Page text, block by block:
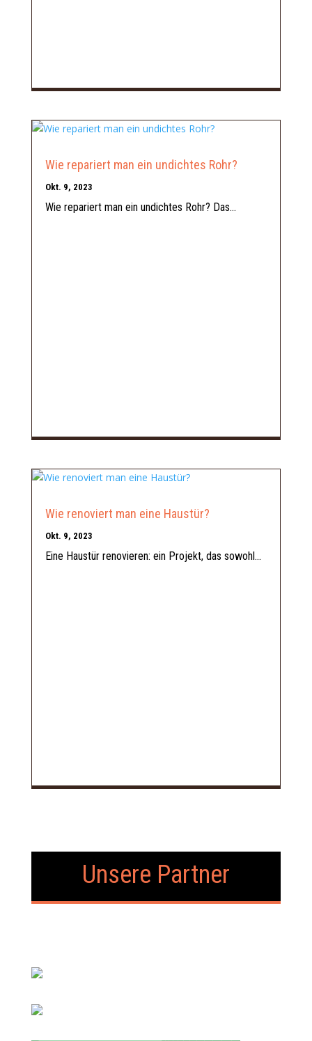
Wie repariert man ein undichtes Rohr?
Okt. 9, 2023
Wie repariert man ein undichtes Rohr? Das...
Wie renoviert man eine Haustür?
Okt. 9, 2023
Eine Haustür renovieren: ein Projekt, das sowohl...
Unsere Partner